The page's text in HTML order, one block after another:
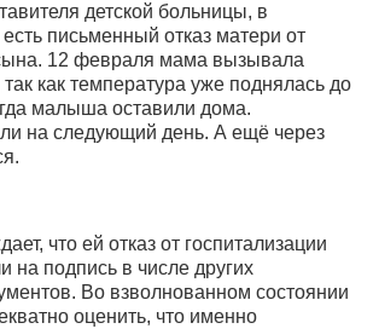
детской больницы, в
письменный отказ матери от
12 февраля мама вызывала
как температура уже поднялась до
малыша оставили дома.
на следующий день. А ещё через
что ей отказ от госпитализации
на подпись в числе других
Во взволнованном состоянии
оценить, что именно